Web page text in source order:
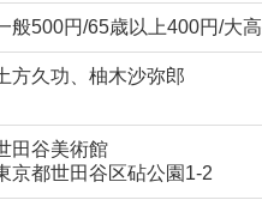
般500円/65歳以上400円/大
方久功、柚木沙弥郎
田谷美術館
京都世田谷区砧公園1-2